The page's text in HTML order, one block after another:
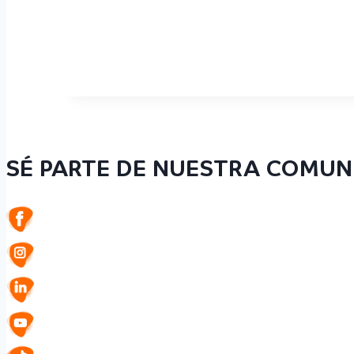
SÉ PARTE DE NUESTRA